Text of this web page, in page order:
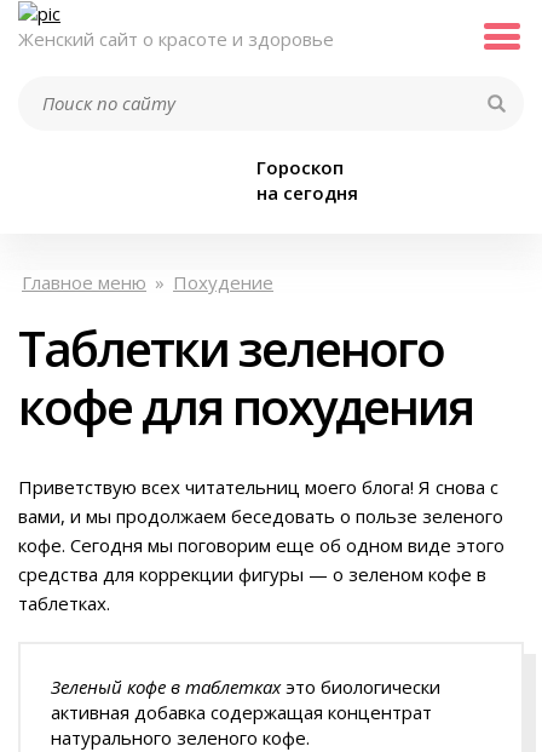
Женский сайт о красоте и здоровье
Гороскоп
на сегодня
Главное меню » Похудение
Таблетки зеленого
кофе для похудения
Приветствую всех читательниц моего блога! Я снова с
вами, и мы продолжаем беседовать о пользе зеленого
кофе. Сегодня мы поговорим еще об одном виде этого
средства для коррекции фигуры — о зеленом кофе в
таблетках.
Зеленый кофе в таблеткахэто биологически
активная добавка содержащая концентрат
натурального зеленого кофе.